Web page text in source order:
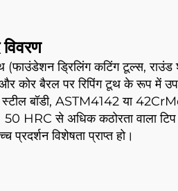
विवरण
ड्रिलिंग कटिंग टूल्स, राउंड
कोर बैरल पर रिपिंग टूथ के रूप में
स्टील बॉडी, ASTM4142 या
50 HRC से अधिक कठोरता वाला
प्रदर्शन विशेषता प्राप्त हो।